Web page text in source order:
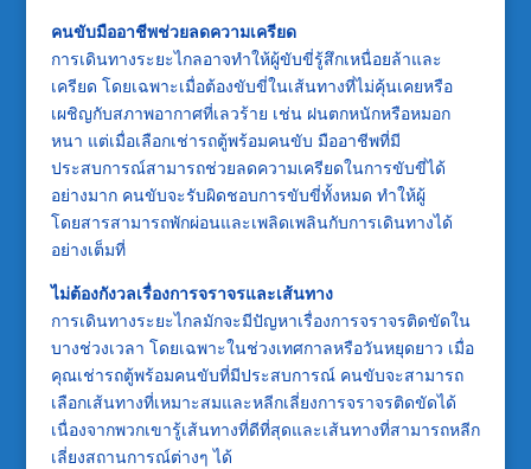
คนขับมืออาชีพช่วยลดความเครียด
การเดินทางระยะไกลอาจทำให้ผู้ขับขี่รู้สึกเหนื่อยล้าและ
เครียด โดยเฉพาะเมื่อต้องขับขี่ในเส้นทางที่ไม่คุ้นเคยหรือ
เผชิญกับสภาพอากาศที่เลวร้าย เช่น ฝนตกหนักหรือหมอก
หนา แต่เมื่อเลือกเช่ารถตู้พร้อมคนขับ มืออาชีพที่มี
ประสบการณ์สามารถช่วยลดความเครียดในการขับขี่ได้
อย่างมาก คนขับจะรับผิดชอบการขับขี่ทั้งหมด ทำให้ผู้
โดยสารสามารถพักผ่อนและเพลิดเพลินกับการเดินทางได้
อย่างเต็มที่
ไม่ต้องกังวลเรื่องการจราจรและเส้นทาง
การเดินทางระยะไกลมักจะมีปัญหาเรื่องการจราจรติดขัดใน
บางช่วงเวลา โดยเฉพาะในช่วงเทศกาลหรือวันหยุดยาว เมื่อ
คุณเช่ารถตู้พร้อมคนขับที่มีประสบการณ์ คนขับจะสามารถ
เลือกเส้นทางที่เหมาะสมและหลีกเลี่ยงการจราจรติดขัดได้
เนื่องจากพวกเขารู้เส้นทางที่ดีที่สุดและเส้นทางที่สามารถหลีก
เลี่ยงสถานการณ์ต่างๆ ได้